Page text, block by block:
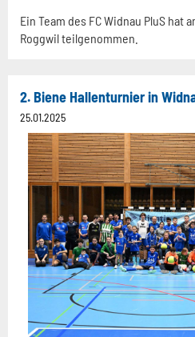
Ein Team des FC Widnau PluS hat
Roggwil teilgenommen.
2. Biene Hallenturnier in
25.01.2025